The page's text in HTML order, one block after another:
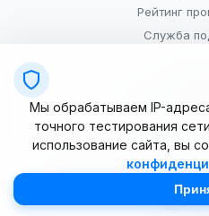
Рейтинг
Служба
Условия
© 2025–2026 OpenSpeedTest
Мы обрабатываем IP-
точного тестирования
использование сайта, вы